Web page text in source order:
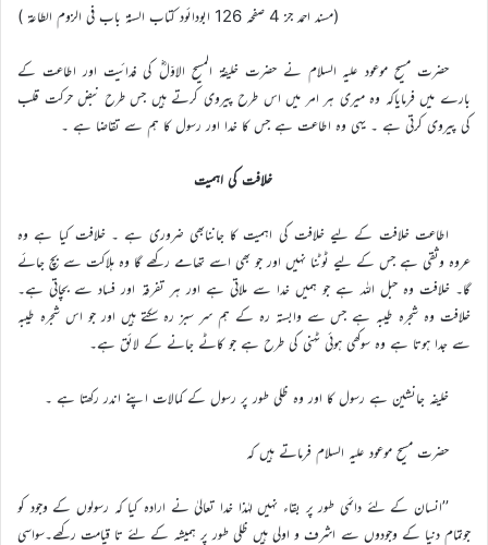
(مسند احمد جز 4 صفحه 126 ابودائود کتاب السنة باب في الزوم الطاعة )
حضرت مسیح موعود علیہ السلام نے حضرت خلیفۃ المسیح الاوّلؓ کی فدائیت اور اطاعت کے
بارے میں فرمایاکہ وہ میری ہر امر میں اس طرح پیروی کرتے ہیں جس طرح نبض حرکت قلب
کی پیروی کرتی ہے ۔ یہی وہ اطاعت ہے جس کا خدا اور رسول کا ہم سے تقاضا ہے ۔
خلافت کی اہمیت
اطاعت خلافت کے لیے خلافت کی اہمیت کا جاننابھی ضروری ہے ۔ خلافت کیا ہے وہ
عروہ وثقی ہے جس کے لیے ٹوٹنا نہیں اور جو بھی اسے تھامے رکھے گا وہ ہلاکت سے بچ جائے
گا۔ خلافت وہ حبل اللہ ہے جو ہمیں خدا سے ملاتی ہے اور ہر تفرقہ اور فساد سے بچاتی ہے۔
خلافت وہ شجرہ طیبہ ہے جس سے وابستہ رہ کے ہم سر سبز رہ سکتے ہیں اور جو اس شجرہ طیبہ
سے جدا ہوتا ہے وہ سوکھی ہوئی ٹہنی کی طرح ہے جو کاٹے جانے کے لائق ہے۔
خلیفه جانشین ہے رسول کا اور وہ ظلی طور پر رسول کے کمالات اپنے اندر رکھتا ہے ۔
حضرت مسیح موعود علیہ السلام فرماتے ہیں کہ
’’انسان کے لئے دائمی طور پر بقاء نہیں لہٰذا خدا تعالیٰ نے ارادہ کیا کہ رسولوں کے وجود کو
جوتمام دنیا کے وجودوں سے اشرف و اولی ہیں ظلی طور پر ہمیشہ کے لئے تا قیامت رکھے۔سواسی